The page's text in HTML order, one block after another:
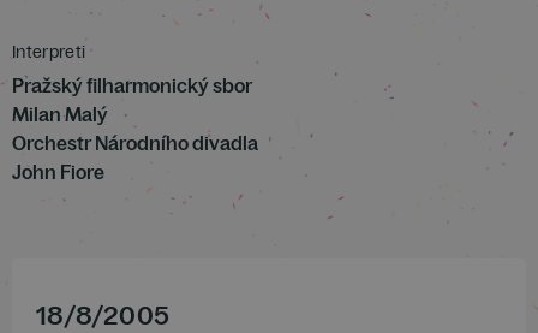
Interpreti
Pražský filharmonický sbor
Milan Malý
Orchestr Národního divadla
John Fiore
18/8/2005